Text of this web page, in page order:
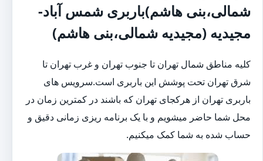
شمالی،بنی هاشم)باربری شمس آباد-
مجیدیه (مجیدیه شمالی،بنی هاشم)
کلیه مناطق شمال تهران تا جنوب تهران و غرب تهران تا
شرق تهران تحت پوشش این باربری است.سرویس های
باربری تهران از هرکجای تهران که باشند در کمترین زمان در
محل شما حاضر میشویم و با یک برنامه ریزی زمانی دقیق و
حساب شده به شما کمک میکنیم.